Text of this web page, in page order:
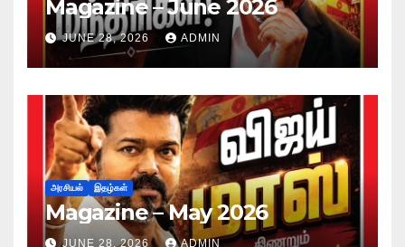
Magazine – June 2026
JUNE 28, 2026 ADMIN
அரசியல் இதழ்கள்
Magazine – May 2026
JUNE 28, 2026 ADMIN